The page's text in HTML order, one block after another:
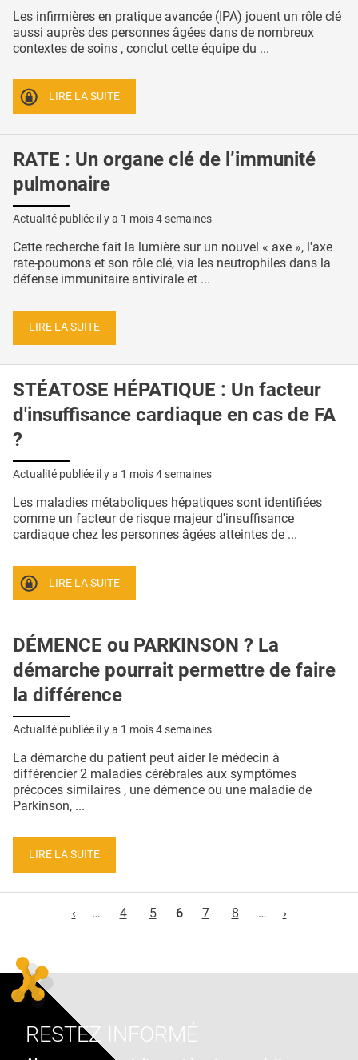
Les infirmières en pratique avancée (IPA) jouent un rôle clé
aussi auprès des personnes âgées dans de nombreux
contextes de soins , conclut cette équipe du ...
LIRE LA SUITE
RATE : Un organe clé de l’immunité
pulmonaire
Actualité publiée il y a 1 mois 4 semaines
Cette recherche fait la lumière sur un nouvel « axe », l'axe
rate-poumons et son rôle clé, via les neutrophiles dans la
défense immunitaire antivirale et ...
LIRE LA SUITE
STÉATOSE HÉPATIQUE : Un facteur
d'insuffisance cardiaque en cas de FA
?
Actualité publiée il y a 1 mois 4 semaines
Les maladies métaboliques hépatiques sont identifiées
comme un facteur de risque majeur d'insuffisance
cardiaque chez les personnes âgées atteintes de ...
LIRE LA SUITE
DÉMENCE ou PARKINSON ? La
démarche pourrait permettre de faire
la différence
Actualité publiée il y a 1 mois 4 semaines
La démarche du patient peut aider le médecin à
différencier 2 maladies cérébrales aux symptômes
précoces similaires , une démence ou une maladie de
Parkinson, ...
LIRE LA SUITE
‹
… 4 5 6 7 8 … ›
RESTEZ INFORMÉ